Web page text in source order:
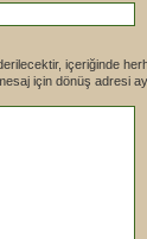
içeriğinde
için dönüş adresi